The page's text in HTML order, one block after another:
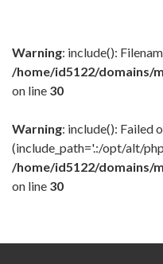
Warning: include():
/home/id5122/domains/
on line 30
Warning: include(): Failed
(include_path='.:/opt/alt/
/home/id5122/domains/
on line 30